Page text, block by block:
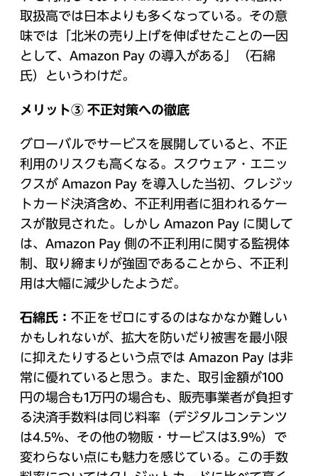
取扱高では日本よりも多くなっている。その意
味では「北米の売り上げを伸ばせたことの一因
として、Amazon Pay の導入がある」（石綿
氏）というわけだ。
メリット③ 不正対策への徹底
グローバルでサービスを展開していると、不正
利用のリスクも高くなる。スクウェア・エニッ
クスが Amazon Pay を導入した当初、クレジッ
トカード決済含め、不正利用者に狙われるケー
スが散見された。しかし Amazon Pay に関して
は、Amazon Pay 側の不正利用に関する監視体
制、取り締まりが強固であることから、不正利
用は大幅に減少したようだ。
石綿氏： 不正をゼロにするのはなかなか難しい
かもしれないが、拡大を防いだり被害を最小限
に抑えたりするという点では Amazon Pay は非
常に優れていると思う。また、取引金額が100
円の場合も1万円の場合も、販売事業者が負担す
る決済手数料は同じ料率（デジタルコンテンツ
は4.5％、その他の物販・サービスは3.9%）で
変わらない点にも魅力を感じている。この手数